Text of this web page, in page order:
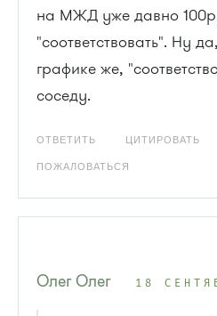
на МЖД уже давно
"соответствовать". Ну
графике же,
соседу.
ОТВЕТИТЬ ЦИТИРОВАТЬ
ПОЖАЛОВАТЬСЯ
Олег Олег 18